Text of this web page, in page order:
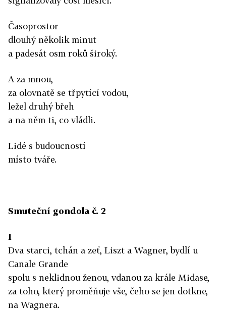
Časoprostor
dlouhý několik minut
a padesát osm roků široký.
A za mnou,
za olovnatě se třpytící vodou,
ležel druhý břeh
a na něm ti, co vládli.
Lidé s budoucností
místo tváře.
Smuteční gondola č. 2
I
Dva starci, tchán a zeť, Liszt a Wagner, bydlí u
Canale Grande
spolu s neklidnou ženou, vdanou za krále Midase,
za toho, který proměňuje vše, čeho se jen dotkne,
na Wagnera.